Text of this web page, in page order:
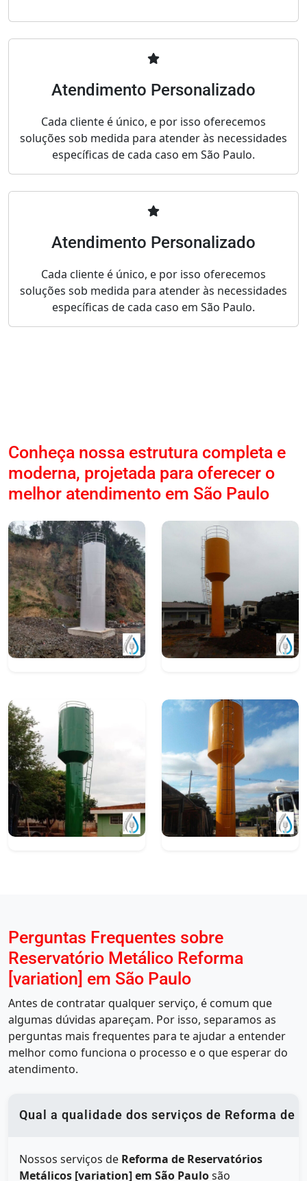
Atendimento Personalizado
Cada cliente é único, e por isso oferecemos
soluções sob medida para atender às necessidades
específicas de cada caso em São Paulo.
Atendimento Personalizado
Cada cliente é único, e por isso oferecemos
soluções sob medida para atender às necessidades
específicas de cada caso em São Paulo.
Conheça nossa estrutura completa e
moderna, projetada para oferecer o
melhor atendimento em São Paulo
Perguntas Frequentes sobre
Reservatório Metálico Reforma
[variation] em São Paulo
Antes de contratar qualquer serviço, é comum que
algumas dúvidas apareçam. Por isso, separamos as
perguntas mais frequentes para te ajudar a entender
melhor como funciona o processo e o que esperar do
atendimento.
Qual a qualidade dos serviços de Reforma
Nossos serviços de Reforma de Reservatórios
Metálicos [variation] em São Paulosão